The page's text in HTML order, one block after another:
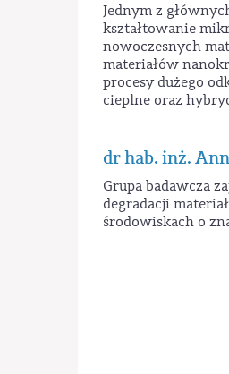
Jednym z
kształtowanie
nowoczesnych
materiałów
procesy dużego
cieplne oraz
dr hab. inż.
Grupa badawcza
degradacji
środowiskach o